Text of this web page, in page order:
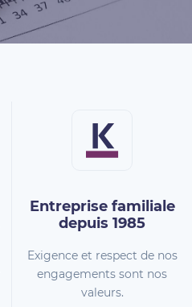
Entreprise familiale
depuis 1985
Exigence et respect de nos
engagements sont nos
valeurs.